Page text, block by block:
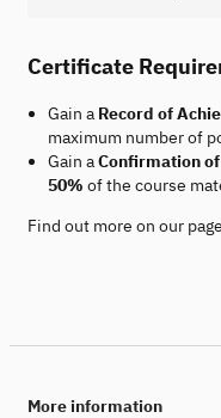
Certificate
Gain a Record of
maximum number of
Gain aConfirmation
50% of the course
Find out more on our
More information